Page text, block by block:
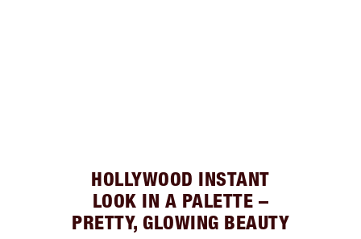
HOLLYWOOD INSTANT
LOOK IN A PALETTE –
PRETTY, GLOWING BEAUTY